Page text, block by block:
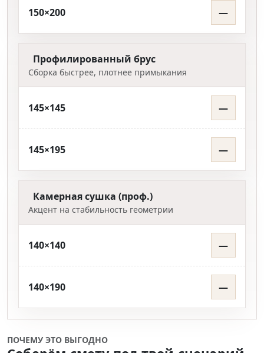
150×200 —
Профилированный брус
Сборка быстрее, плотнее примыкания
145×145 —
145×195 —
Камерная сушка (проф.)
Акцент на стабильность геометрии
140×140 —
140×190 —
ПОЧЕМУ ЭТО ВЫГОДНО